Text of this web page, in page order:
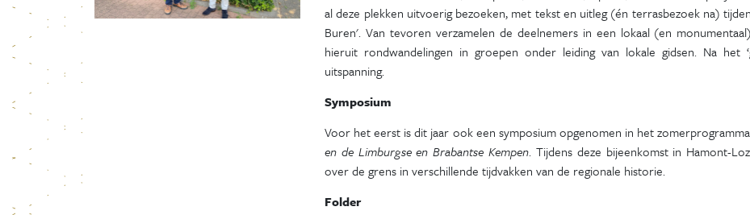
al deze plekken uitvoerig bezoeken, met tekst en uitleg (én terrasbezoek na)
Buren'. Van tevoren verzamelen de deelnemers in een lokaal (en
hieruit rondwandelingen in groepen onder leiding van lokale gidsen. Na
uitspanning.
Symposium
Voor het eerst is dit jaar ook een symposium opgenomen in het
en de Limburgse en Brabantse Kempen. Tijdens deze bijeenkomst in Hamont-
over de grens in verschillende tijdvakken van de regionale historie.
Folder